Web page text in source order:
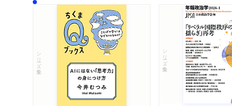
シリーズ・全集 シリーズ・全集